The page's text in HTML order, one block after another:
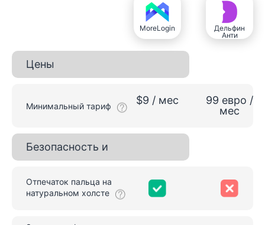
MoreLogin
Дельфин
Анти
Цены
Минимальный тариф $9 / мес
99 евро /
мес
Безопасность и
Отпечаток пальца на
натуральном холсте